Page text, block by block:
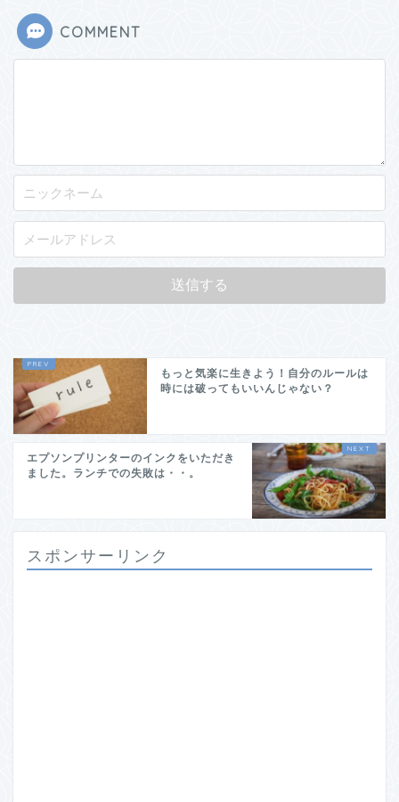
COMMENT
もっと気楽に生きよう！自分のルールは
時には破ってもいいんじゃない？
エプソンプリンターのインクをいただき
ました。ランチでの失敗は・・。
スポンサーリンク